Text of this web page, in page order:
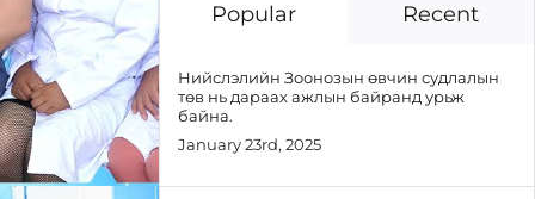
Popular Recent
Нийслэлийн Зоонозын өвчин судлалын
төв нь дараах ажлын байранд урьж
байна.
January 23rd, 2025